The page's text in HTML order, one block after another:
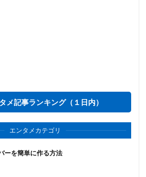
メ記事ランキング（１日内）
エンタメカテゴリ
ーを簡単に作る方法